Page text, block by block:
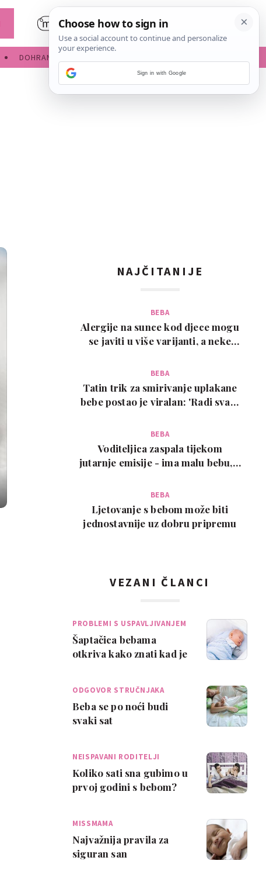
DOHRANA
NAJČITANIJE
BEBA
Alergije na sunce kod djece mogu
se javiti u više varijanti, a neke
BEBA
Tatin trik za smirivanje uplakane
bebe postao je viralan: 'Radi svaki
BEBA
Voditeljica zaspala tijekom
jutarnje emisije - ima malu bebu, a
BEBA
Ljetovanje s bebom može biti
jednostavnije uz dobru pripremu
VEZANI ČLANCI
PROBLEMI S USPAVLJIVANJEM
Šaptačica bebama
otkriva kako znati kad je
ODGOVOR STRUČNJAKA
Beba se po noći budi
svaki sat
NEISPAVANI RODITELJI
Koliko sati sna gubimo u
prvoj godini s bebom?
MISSMAMA
Najvažnija pravila za
siguran san
Sign in with Google